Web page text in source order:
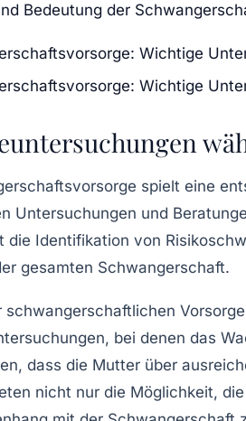
Bedeutung der
Wichtige
Wichtige
spielt eine
Untersuchungen und
die Identifikation von
gesamten Schwangerschaft.
schwangerschaftlichen
bei denen das
dass die Mutter über
nicht nur die Möglichkeit, die